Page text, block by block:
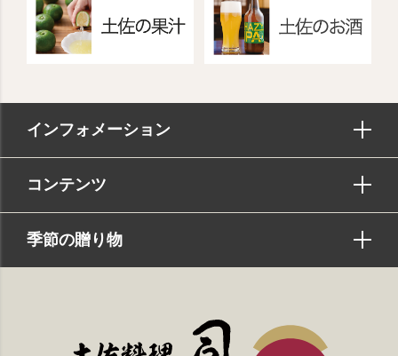
インフォメーション
コンテンツ
季節の贈り物